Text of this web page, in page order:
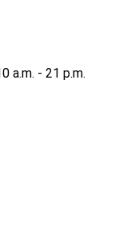
a.m. - 21 p.m.